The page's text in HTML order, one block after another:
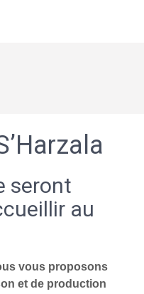
seront
au
vous proposons
et de production